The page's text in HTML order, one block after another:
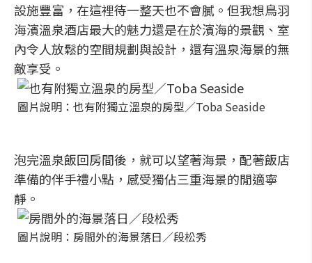
設施豐富，在這裡待一整天也不會膩。但我想鳥羽
海濱溫泉酒店最大的魅力還是在於濱海的景觀、室
內令人放鬆的空間規劃與設計，還有溫泉海景的無
敵享受。
圖片說明：也有附獨立溫泉的房型／Toba Seaside
泡完溫泉飯回房間後，就可以望著海景，配著飯店
準備的伴手禮小點，感受獨佔三重海景的閒適寧
靜。
圖片說明：房間外的海景落日／段松秀